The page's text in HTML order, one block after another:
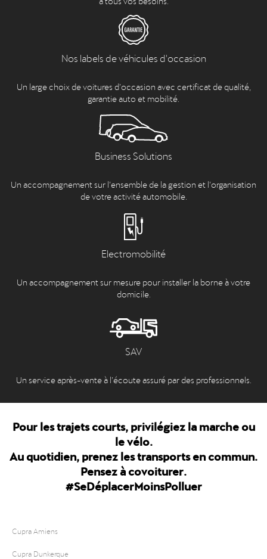
Nos labels de véhicules d'occasion
Un large choix de voitures d’occasion avec certificat de qualité,
garantie auto et mobilité.
Business Solutions
Un accompagnement sur l’ensemble de la gestion et l’organisation
de votre activité automobile.
Electromobilité
Un accompagnement sur mesure pour installer la borne à votre
domicile.
SAV
Un service après-vente à l’écoute assuré par des professionnels.
Pour les trajets courts, privilégiez la marche ou
le vélo.
Au quotidien, prenez les transports en commun.
Pensez à covoiturer.
#SeDéplacerMoinsPolluer
Cupra Amiens
Cupra Dunkerque